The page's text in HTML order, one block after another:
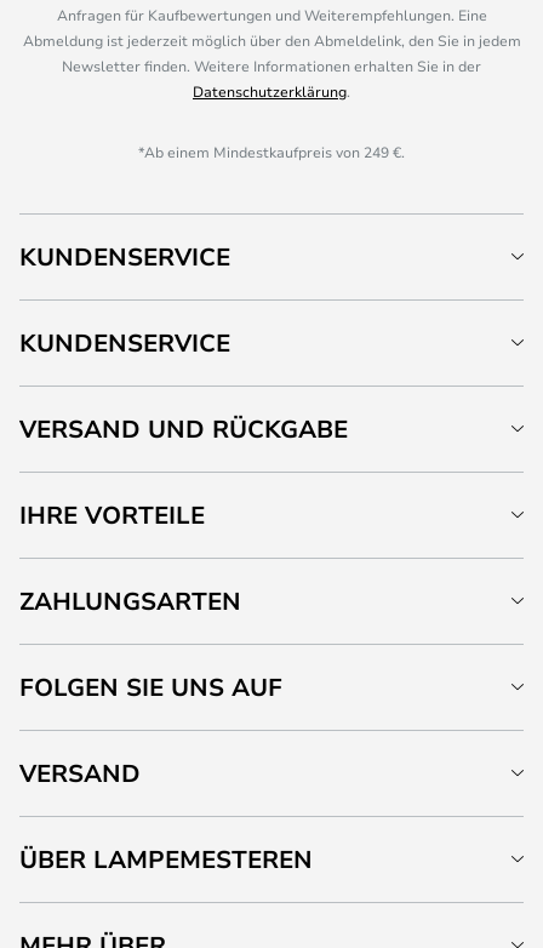
Anfragen für Kaufbewertungen und Weiterempfehlungen. Eine
Abmeldung ist jederzeit möglich über den Abmeldelink, den Sie in jedem
Newsletter finden. Weitere Informationen erhalten Sie in der
Datenschutzerklärung.
*Ab einem Mindestkaufpreis von 249 €.
KUNDENSERVICE
KUNDENSERVICE
VERSAND UND RÜCKGABE
IHRE VORTEILE
ZAHLUNGSARTEN
FOLGEN SIE UNS AUF
VERSAND
ÜBER LAMPEMESTEREN